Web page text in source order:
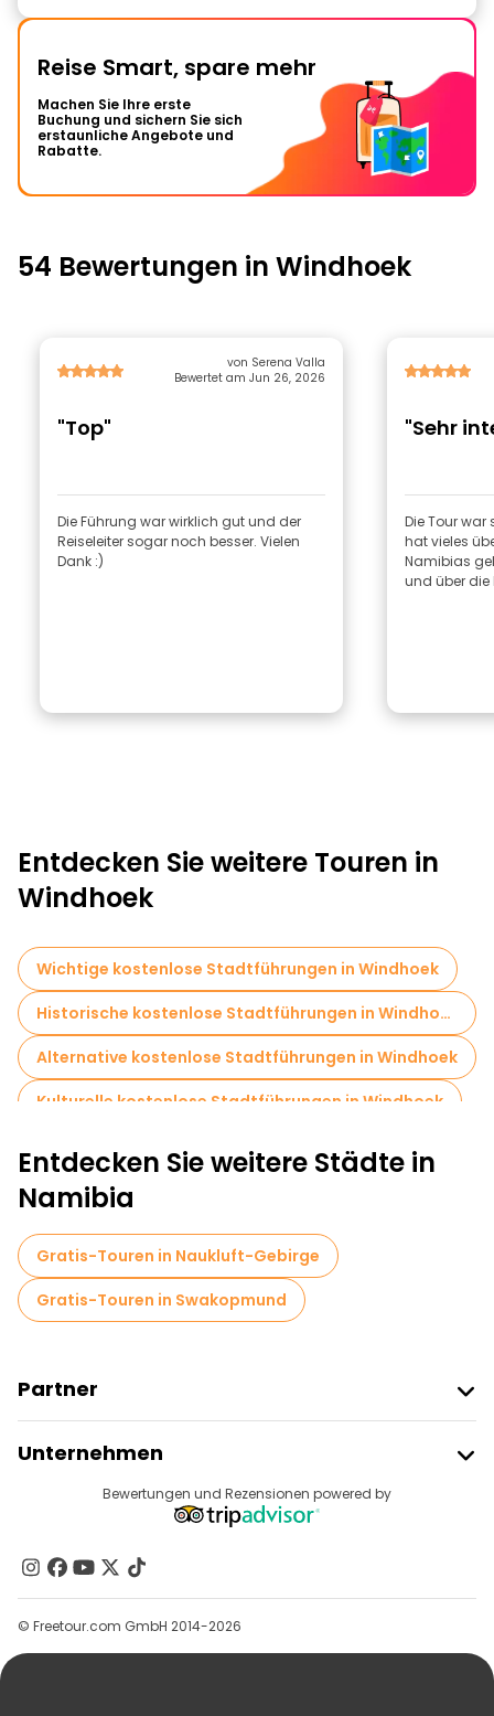
Reise Smart, spare mehr
Machen Sie Ihre erste
Buchung und sichern Sie sich
erstaunliche Angebote und
Rabatte.
54 Bewertungen in Windhoek
von Serena Valla
Bewertet am Jun 26, 2026
"Top"
Die Führung war wirklich gut und der
Reiseleiter sogar noch besser. Vielen
Dank :)
"Sehr
Die Tour
hat vieles
Namibias
und über die
Entdecken Sie weitere Touren in
Windhoek
Wichtige kostenlose Stadtführungen in Windhoek
Historische kostenlose Stadtführungen in Windhoek
Alternative kostenlose Stadtführungen in Windhoek
Kulturelle kostenlose Stadtführungen in Windhoek
Kostenlose Rundgänge für Familien in Windhoek
Museen in Windhoek
Lokale Verkostungstouren in Windhoek
Kostenlose Tagesausflüge in Windhoek
Fahrradtouren in Windhoek
Entdecken Sie weitere Städte in
Namibia
Gratis-Touren in Naukluft-Gebirge
Gratis-Touren in Swakopmund
Partner
Anbieter-Anmeldung
Affiliate-Programm
Unternehmen
Reiseziele
Kontakt
Gruppen
Hilfe
Bewertungen und Rezensionen powered by
© Freetour.com GmbH 2014-2026